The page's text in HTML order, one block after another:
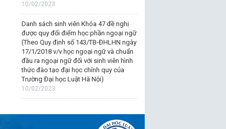
10/02/2023
Danh sách sinh viên Khóa 47 đề nghị
được quy đổi điểm học phần ngoại ngữ
(Theo Quy định số 143/TB-ĐHLHN ngày
17/1/2018 v/v học ngoại ngữ và chuẩn
đầu ra ngoại ngữ đối với sinh viên hình
thức đào tạo đại học chính quy của
Trường Đại học Luật Hà Nội)
10/02/2023